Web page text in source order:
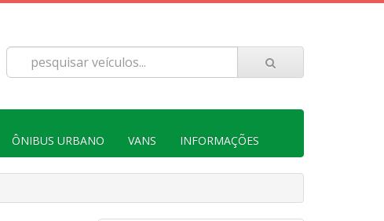
ÔNIBUS URBANO VANS INFORMAÇÕES